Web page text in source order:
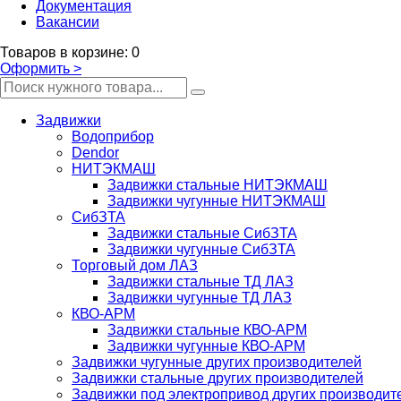
Документация
Вакансии
Товаров в корзине: 0
Оформить >
Задвижки
Водоприбор
Dendor
НИТЭКМАШ
Задвижки стальные НИТЭКМАШ
Задвижки чугунные НИТЭКМАШ
СибЗТА
Задвижки стальные СибЗТА
Задвижки чугунные СибЗТА
Торговый дом ЛАЗ
Задвижки стальные ТД ЛАЗ
Задвижки чугунные ТД ЛАЗ
КВО-АРМ
Задвижки стальные КВО-АРМ
Задвижки чугунные КВО-АРМ
Задвижки чугунные других производителей
Задвижки стальные других производителей
Задвижки под электропривод других